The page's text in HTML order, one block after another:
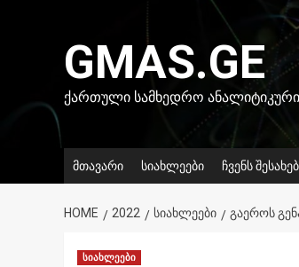
GMAS.GE
ᲥᲐᲠᲗᲣᲚᲘ ᲡᲐᲛᲮᲔᲓᲠᲝ
მთავარი სიახლეები ჩვენს შესახებ
HOME 2022 ᲡᲘᲐᲮᲚᲔᲔᲑᲘ ᲒᲐᲔᲠᲝᲡ
სიახლეები